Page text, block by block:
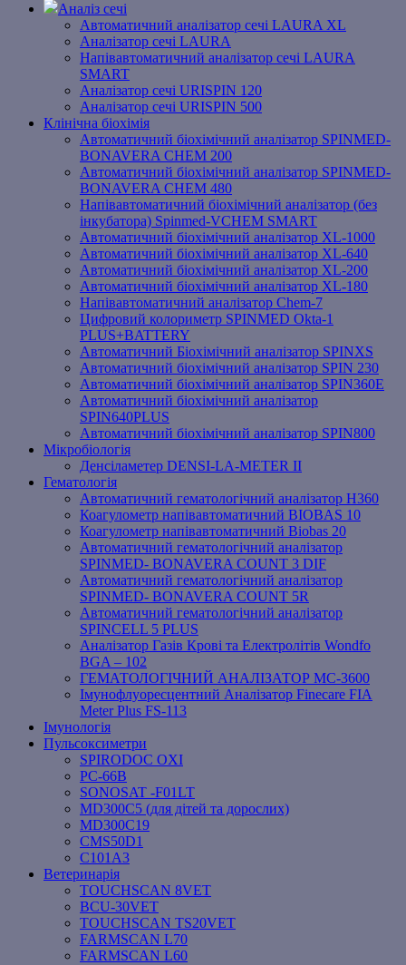
Аналіз сечі
Автоматичний аналізатор сечі LAURA XL
Аналізатор сечі LAURA
Напівавтоматичний аналізатор сечі LAURA
SMART
Аналізатор сечі URISPIN 120
Аналізатор сечі URISPIN 500
Клінічна біохімія
Автоматичний біохімічний аналізатор SPINMED-
BONAVERA CHEM 200
Автоматичний біохімічний аналізатор SPINMED-
BONAVERA CHEM 480
Напівавтоматичний біохімічний аналізатор (без
інкубатора) Spinmed-VCHEM SMART
Автоматичний біохімічний аналізатор XL-1000
Автоматичний біохімічний аналізатор XL-640
Автоматичний біохімічний аналізатор XL-200
Автоматичний біохімічний аналізатор XL-180
Напівавтоматичний аналізатор Chem-7
Цифровий колориметр SPINMED Okta-1
PLUS+BATTERY
Автоматичний Біохімічний аналізатор SPINXS
Автоматичний біохімічний аналізатор SPIN 230
Автоматичний біохімічний аналізатор SPIN360E
Автоматичний біохімічний аналізатор
SPIN640PLUS
Автоматичний біохімічний аналізатор SPIN800
Мікробіологія
Денсіламетер DENSI-LA-METER ІІ
Гематологія
Автоматичний гематологічний аналізатор Н360
Коагулометр напівавтоматичний BIOBAS 10
Коагулометр напівавтоматичний Biobas 20
Автоматичний гематологічний аналізатор
SPINMED- BONAVERA COUNT 3 DIF
Автоматичний гематологічний аналізатор
SPINMED- BONAVERA COUNT 5R
Автоматичний гематологічний аналізатор
SPINCELL 5 PLUS
Аналізатор Газів Крові та Електролітів Wondfo
BGA – 102
ГЕМАТОЛОГІЧНИЙ АНАЛІЗАТОР MC-3600
Імунофлуоресцентний Аналізатор Finecare FIA
Meter Plus FS-113
Імунологія
Пульсоксиметри
SPIRODOC OXI
PC-66B
SONOSAT -F01LT
MD300C5 (для дітей та дорослих)
MD300C19
СMS50D1
С101A3
Ветеринарія
TOUCHSCAN 8VET
BCU-30VET
TOUCHSCAN TS20VET
FARMSCAN L70
FARMSCAN L60